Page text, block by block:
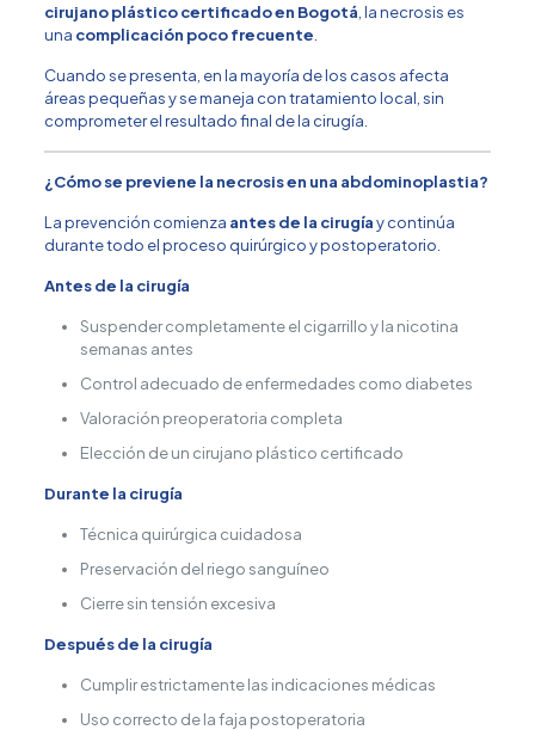
cirujano plástico certificado en Bogotá , la necrosis es
una complicación poco frecuente
Cuando se presenta, en la mayoría de los casos afecta
áreas pequeñas y se maneja con tratamiento local, sin
comprometer el resultado final de la cirugía.
¿Cómo se previene la necrosis en una abdominoplastia?
La prevención comienza antes de la cirugíay continúa
durante todo el proceso quirúrgico y postoperatorio.
Antes de la cirugía
Suspender completamente el cigarrillo y la nicotina
semanas antes
Control adecuado de enfermedades como diabetes
Valoración preoperatoria completa
Elección de un cirujano plástico certificado
Durante la cirugía
Técnica quirúrgica cuidadosa
Preservación del riego sanguíneo
Cierre sin tensión excesiva
Después de la cirugía
Cumplir estrictamente las indicaciones médicas
Uso correcto de la faja postoperatoria